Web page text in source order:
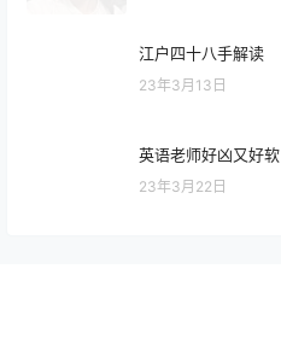
江户四十八手解读
23年3月13日
英语老师好凶又好
23年3月22日